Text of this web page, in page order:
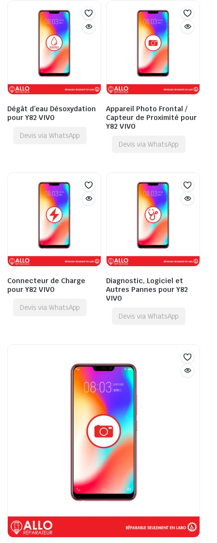
Dégât d’eau Désoxydation
pour Y82 VIVO
Devis via WhatsApp
Appareil Photo Frontal /
Capteur de Proximité pour
Y82 VIVO
Devis via WhatsApp
Connecteur de Charge
pour Y82 VIVO
Devis via WhatsApp
Diagnostic, Logiciel et
Autres Pannes pour Y82
VIVO
Devis via WhatsApp